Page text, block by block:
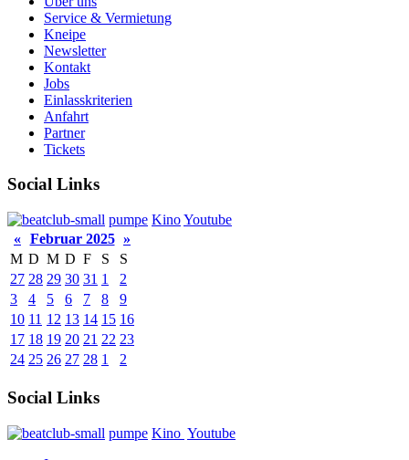
Service & Vermietung
Kneipe
Newsletter
Kontakt
Jobs
Einlasskriterien
Anfahrt
Partner
Tickets
Social Links
pumpe KinoYoutube
« Februar 2025 »
M D M D F S
S
27 28 29 30 31 1
2
3
4 5 6 7 8
9
10 11 12 13 14 15 16
17 18 19 20 21 22 23
24 25 26 27 28 1 2
Social Links
pumpe Kino Youtube